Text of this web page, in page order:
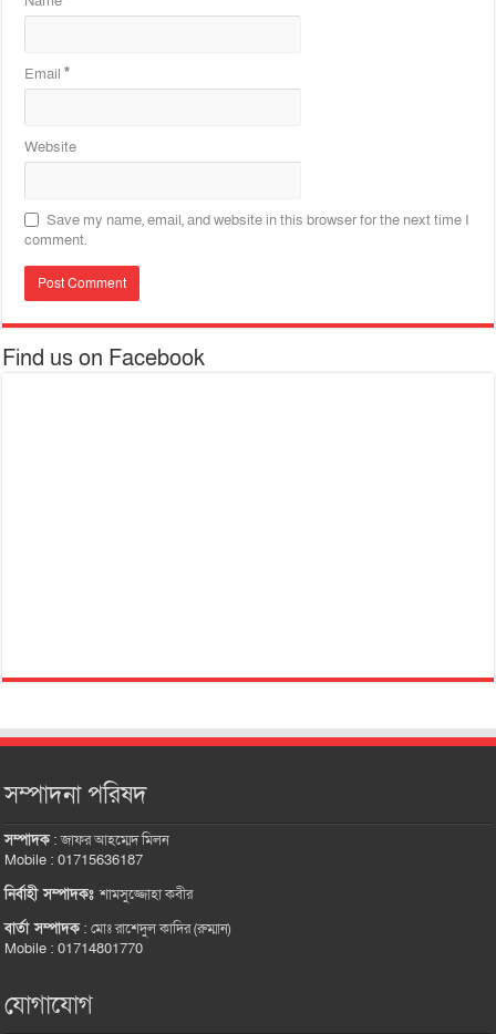
Email*
Website
Save my name, email, and website in this browser for the next time I
comment.
Find us on Facebook
সম্পাদনা পরিষদ
সম্পাদক:জাফর আহম্মেদ মিলন
Mobile : 01715636187
নির্বাহী সম্পাদকঃশামসুজ্জোহা কবীর
বার্তা সম্পাদক:মোঃ রাশেদুল কাদির (রুম্মান)
Mobile : 01714801770
যোগাযোগ